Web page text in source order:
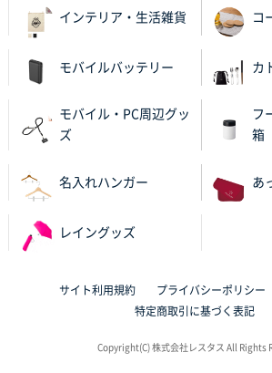
インテリア・生活雑貨 コ
モバイルバッテリー カ
モバイル・PC周辺グッ
ズ
フ
箱
名入れハンガー あ
レイングッズ
サイト利用規約 プライバシーポリシー
特定商取引に基づく表記
Copyright(C) 株式会社レスタス All Rights